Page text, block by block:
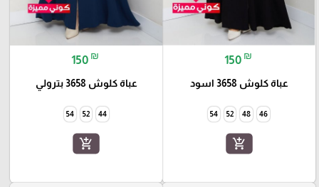
150 ₪
عباة كلوش 3658 اسود
46
48
52
54
add_shopping_cart
150 ₪
عباة كلوش 3658 بترولي
44
52
54
add_shopping_cart